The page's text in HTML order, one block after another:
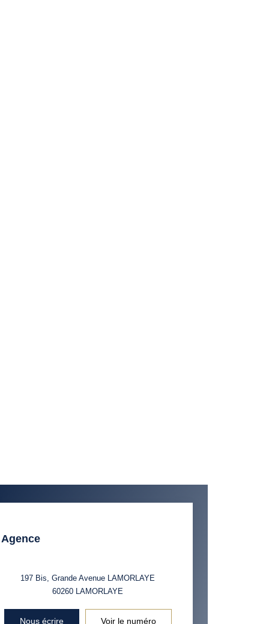
Agence
197 Bis, Grande Avenue LAMORLAYE
60260 LAMORLAYE
Nous écrire Voir le numéro